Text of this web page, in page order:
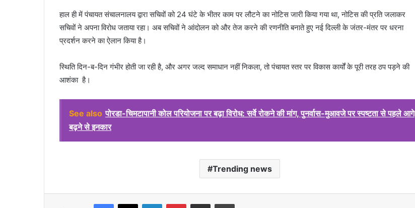
हाल ही में पंचायत संचालनालय द्वारा सचिवों को 24 घंटे के भीतर काम पर लौटने का नोटिस जारी किया गया था, नोटिस की प्रति जलाकर
सचिवों ने अपना विरोध जताया रहा। अब सचिवों ने आंदोलन को और तेज करने की रणनीति बनाते हुए नई दिल्ली के जंतर-मंतर पर धरना
प्रदर्शन करने का ऐलान किया है।
स्थिति दिन-ब-दिन गंभीर होती जा रही है, और अगर जल्द समाधान नहीं निकला, तो पंचायत स्तर पर विकास कार्यों के पूरी तरह ठप पड़ने की
आशंका है।
See also पोरडा-चिमटापानी कोल परियोजना पर बढ़ा विरोध: सर्वे रोकने की मांग, पुनर्वास-मुआवजे पर स्पष्टता से पहले आगे
बढ़ने से इनकार
Trending news
Facebook
X LinkedInPinterestShare via Email Print